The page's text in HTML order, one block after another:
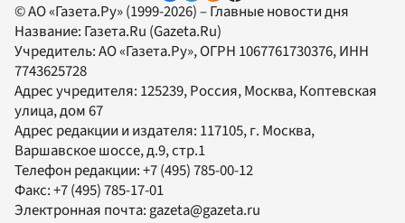
© АО «Газета.Ру» (1999-2026) – Главные новости дня
Название: Газета.Ru (Gazeta.Ru)
Учредитель:АО «Газета.Ру», ОГРН 1067761730376, ИНН
7743625728
Адрес учредителя: 125239, Россия, Москва, Коптевская
улица, дом 67
Адрес редакции и издателя: 117105, г. Москва,
Варшавское шоссе, д.9, стр.1
Телефон редакции:+7 (495) 785-00-12
Факс:+7 (495) 785-17-01
Электронная почта:gazeta@gazeta.ru